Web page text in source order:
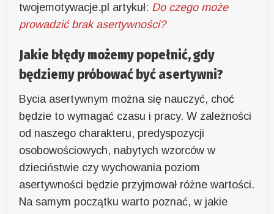
twojemotywacje.pl artykuł: Do czego może
prowadzić brak asertywności?
Jakie błędy możemy popełnić, gdy
będziemy próbować być asertywni?
Bycia asertywnym można się nauczyć, choć
będzie to wymagać czasu i pracy. W zależności
od naszego charakteru, predyspozycji
osobowościowych, nabytych wzorców w
dzieciństwie czy wychowania poziom
asertywności będzie przyjmował różne wartości.
Na samym początku warto poznać, w jakie